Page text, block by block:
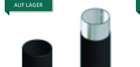
AUF LAGER